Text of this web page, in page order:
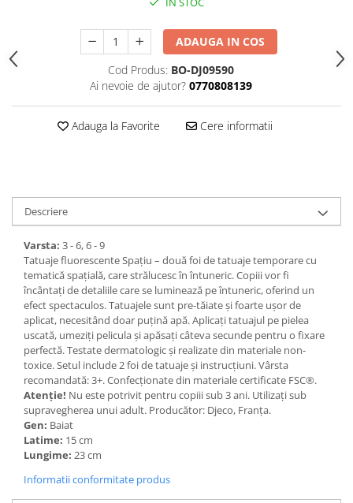
ADAUGA IN COS
Cod Produs: BO-DJ09590
Ai nevoie de ajutor? 0770808139
Adauga la Favorite Cere informatii
Descriere
Varsta: 3 - 6, 6 - 9
Tatuaje fluorescente Spațiu – două foi de tatuaje temporare cu
tematică spațială, care strălucesc în întuneric. Copiii vor fi
încântați de detaliile care se luminează pe întuneric, oferind un
efect spectaculos. Tatuajele sunt pre-tăiate și foarte ușor de
aplicat, necesitând doar puțină apă. Aplicați tatuajul pe pielea
uscată, umeziți pelicula și apăsați câteva secunde pentru o fixare
perfectă. Testate dermatologic și realizate din materiale non-
toxice. Setul include 2 foi de tatuaje și instrucțiuni. Vârsta
recomandată: 3+. Confecționate din materiale certificate FSC®.
Atenție! Nu este potrivit pentru copiii sub 3 ani. Utilizați sub
supravegherea unui adult. Producător: Djeco, Franța.
Gen: Baiat
Latime: 15 cm
Lungime: 23 cm
Informatii conformitate produs